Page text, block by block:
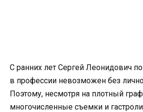
С ранних лет Сергей Леонидович
в профессии невозможен без
Поэтому, несмотря на плотный
многочисленные съемки и